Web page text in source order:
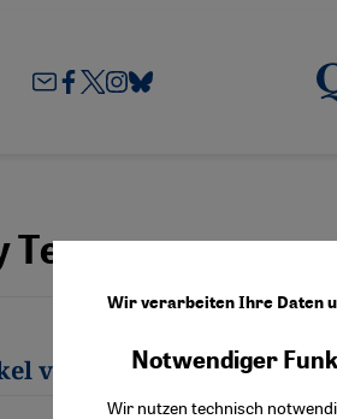
Tenz
von Courtney Tenz
Wir verarbeiten Ihre Daten
Notwendiger
Wir nutzen technisch